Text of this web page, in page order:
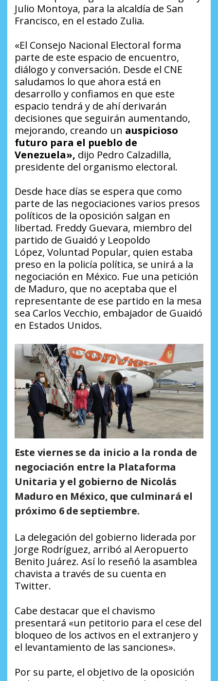
Julio Montoya, para la alcaldía de San
Francisco, en el estado Zulia.
«El Consejo Nacional Electoral forma
parte de este espacio de encuentro,
diálogo y conversación. Desde el CNE
saludamos lo que ahora está en
desarrollo y confiamos en que este
espacio tendrá y de ahí derivarán
decisiones que seguirán aumentando,
mejorando, creando un auspicioso
futuro para el pueblo de
Venezuela», dijo Pedro Calzadilla,
presidente del organismo electoral.
Desde hace días se espera que como
parte de las negociaciones varios presos
políticos de la oposición salgan en
libertad. Freddy Guevara, miembro del
partido de Guaidó y Leopoldo
López, Voluntad Popular, quien estaba
preso en la policía política, se unirá a la
negociación en México. Fue una petición
de Maduro, que no aceptaba que el
representante de ese partido en la mesa
sea Carlos Vecchio, embajador de Guaidó
en Estados Unidos.
Este viernes se da inicio a la ronda de
negociación entre la Plataforma
Unitaria y el gobierno de Nicolás
Maduro en México, que culminará el
próximo 6 de septiembre.
La delegación del gobierno liderada por
Jorge Rodríguez, arribó al Aeropuerto
Benito Juárez. Así lo reseñó la asamblea
chavista a través de su cuenta en
Twitter.
Cabe destacar que el chavismo
presentará «un petitorio para el cese del
bloqueo de los activos en el extranjero y
el levantamiento de las sanciones».
Por su parte, el objetivo de la oposición